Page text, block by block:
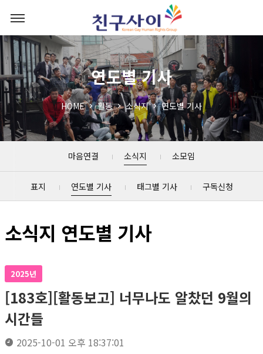
연도별 기사
HOME 활동 소식지 연도별 기사
마음연결 소식지 소모임
표지 연도별 기사 태그별 기사 구독신청
소식지 연도별 기사
2025년
[183호][활동보고] 너무나도 알찼던 9월의
시간들
2025-10-01 오후 18:37:01